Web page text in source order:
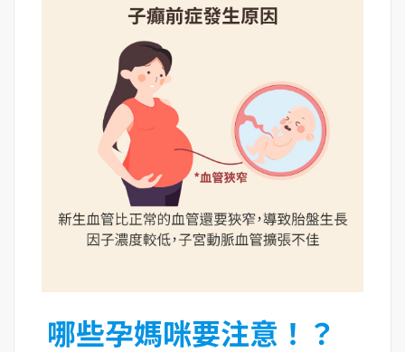
哪些孕媽咪要注意！？